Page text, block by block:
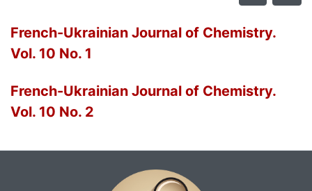
French-Ukrainian Journal of Chemistry.
Vol. 10 No. 1
French-Ukrainian Journal of Chemistry.
Vol. 10 No. 2